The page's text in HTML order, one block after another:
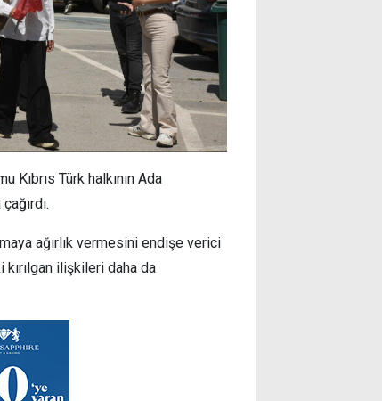
Kıbrıs Türk halkının Ada
ağırlık vermesini endişe verici
kırılgan ilişkileri daha da